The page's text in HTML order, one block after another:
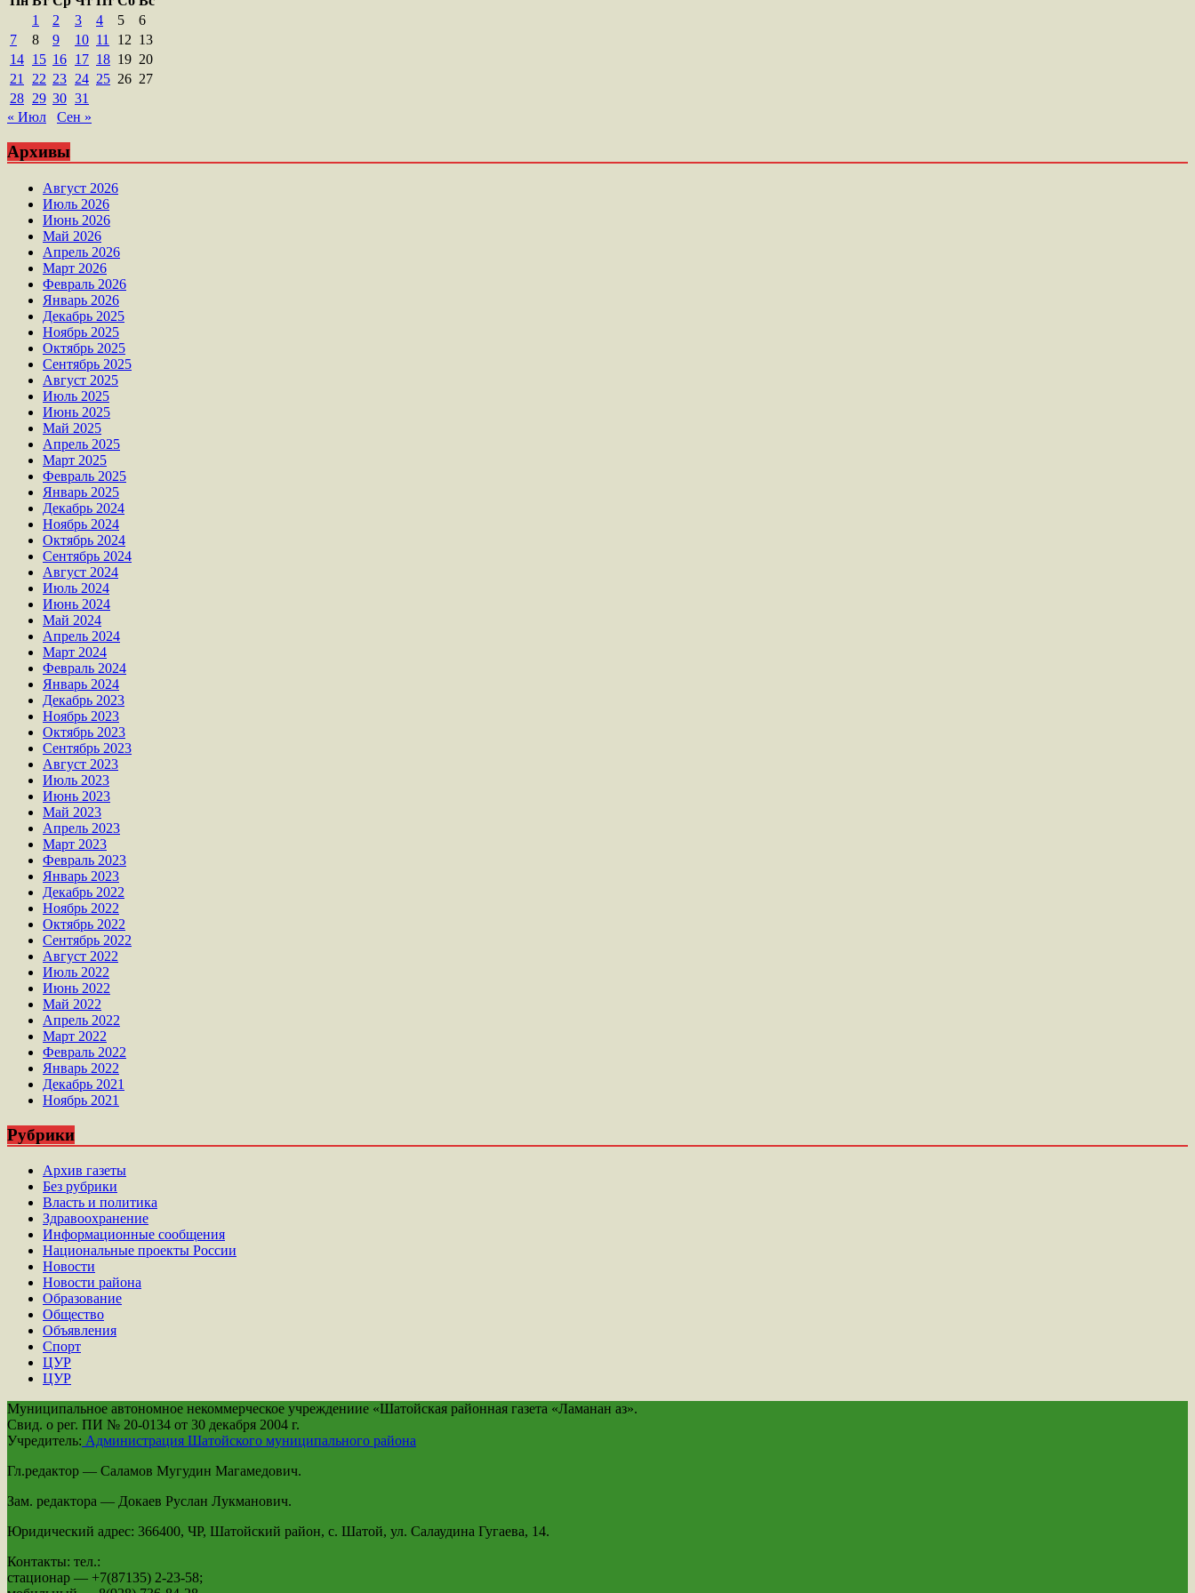
1
2 3 4 5
6
7
8 9 10 11 12 13
14 15 16 17 18 19 20
21
22 23 24 25 26 27
28 29 30 31
« Июл
Сен »
Архивы
Август 2026
Июль 2026
Июнь 2026
Май 2026
Апрель 2026
Март 2026
Февраль 2026
Январь 2026
Декабрь 2025
Ноябрь 2025
Октябрь 2025
Сентябрь 2025
Август 2025
Июль 2025
Июнь 2025
Май 2025
Апрель 2025
Март 2025
Февраль 2025
Январь 2025
Декабрь 2024
Ноябрь 2024
Октябрь 2024
Сентябрь 2024
Август 2024
Июль 2024
Июнь 2024
Май 2024
Апрель 2024
Март 2024
Февраль 2024
Январь 2024
Декабрь 2023
Ноябрь 2023
Октябрь 2023
Сентябрь 2023
Август 2023
Июль 2023
Июнь 2023
Май 2023
Апрель 2023
Март 2023
Февраль 2023
Январь 2023
Декабрь 2022
Ноябрь 2022
Октябрь 2022
Сентябрь 2022
Август 2022
Июль 2022
Июнь 2022
Май 2022
Апрель 2022
Март 2022
Февраль 2022
Январь 2022
Декабрь 2021
Ноябрь 2021
Рубрики
Архив газеты
Без рубрики
Власть и политика
Здравоохранение
Информационные сообщения
Национальные проекты России
Новости
Новости района
Образование
Общество
Объявления
Спорт
ЦУР
ЦУР
Муниципальное автономное некоммерческое учреждениие «Шатойская районная газета «Ламанан аз».
Свид. о рег. ПИ № 20-0134 от 30 декабря 2004 г.
Учредитель: Администрация Шатойского муниципального района
Гл.редактор — Саламов Мугудин Магамедович.
Зам. редактора — Докаев Руслан Лукманович.
Юридический адрес: 366400, ЧР, Шатойский район, с. Шатой, ул. Салаудина Гугаева, 14.
Контакты: тел.:
стационар — +7(87135) 2-23-58;